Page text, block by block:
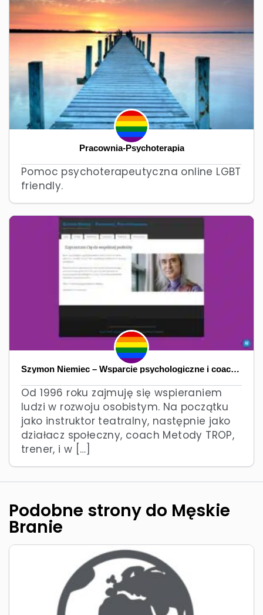
Pracownia-Psychoterapia
Pomoc psychoterapeutyczna online LGBT
friendly.
Szymon Niemiec – Wsparcie psychologiczne i coachingowe
Od 1996 roku zajmuję się wspieraniem
ludzi w rozwoju osobistym. Na początku
jako instruktor teatralny, następnie jako
działacz społeczny, coach Metody TROP,
trener, i w […]
Podobne strony do Męskie
Branie